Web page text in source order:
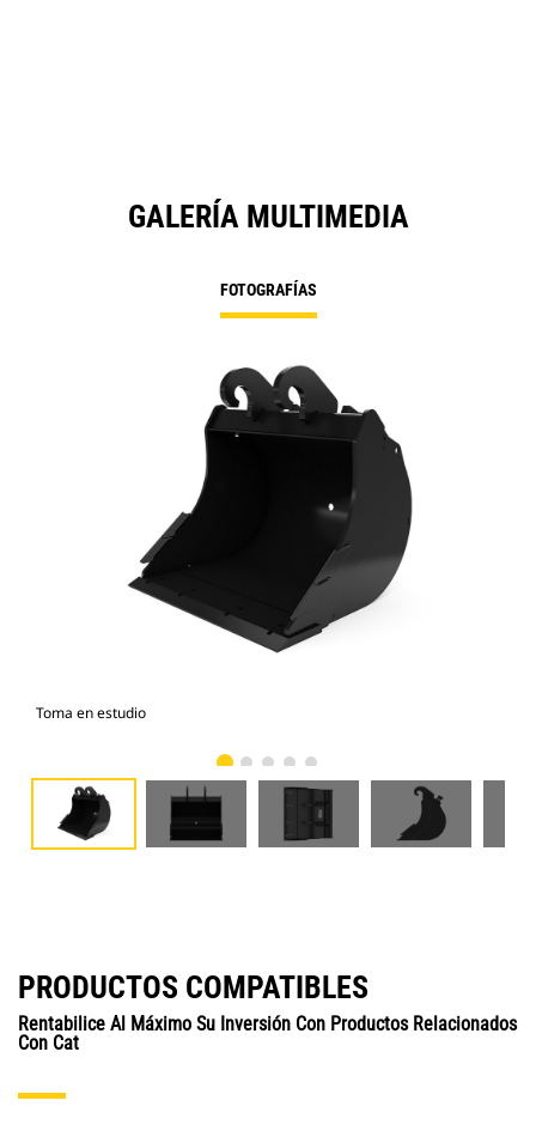
GALERÍA MULTIMEDIA
FOTOGRAFÍAS
Toma en estudio
PRODUCTOS COMPATIBLES
Rentabilice Al Máximo Su Inversión Con Productos Relacionados
Con Cat